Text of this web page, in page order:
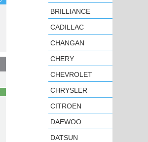
BRILLIANCE
CADILLAC
CHANGAN
CHERY
CHEVROLET
CHRYSLER
CITROEN
DAEWOO
DATSUN